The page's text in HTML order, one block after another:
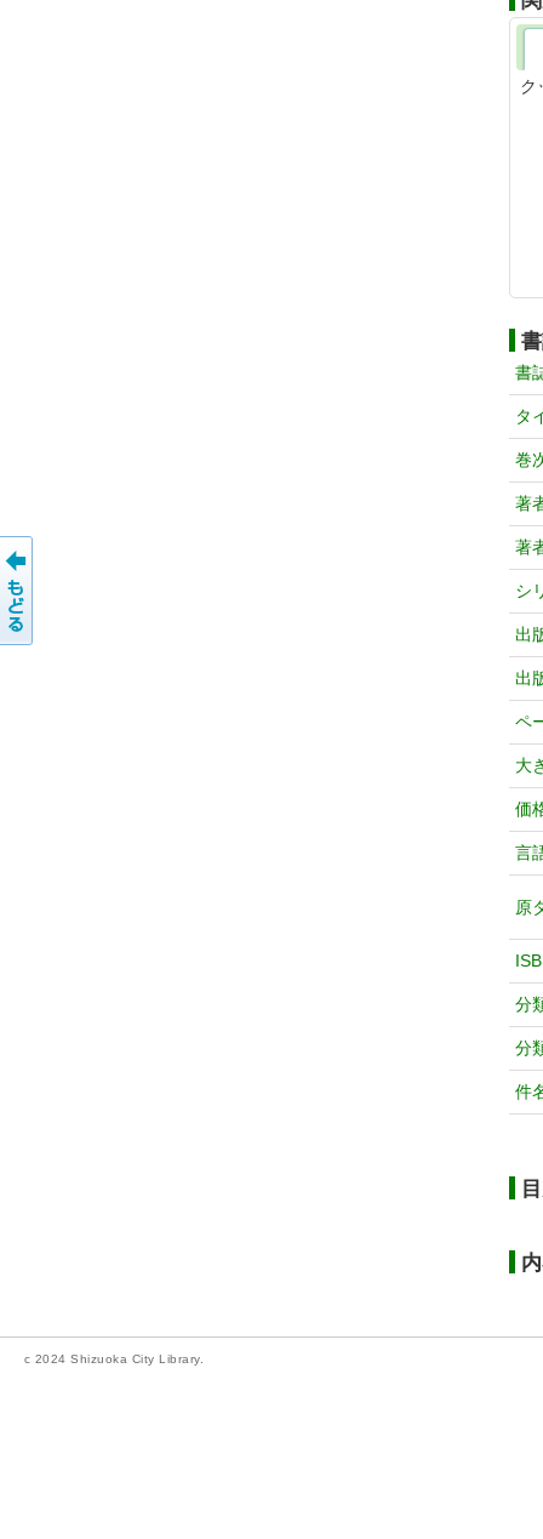
ク
書
タ
巻
著
著
シ
出
出
ペ
大
価
言
原
分
分
件
c 2024 Shizuoka City Library.